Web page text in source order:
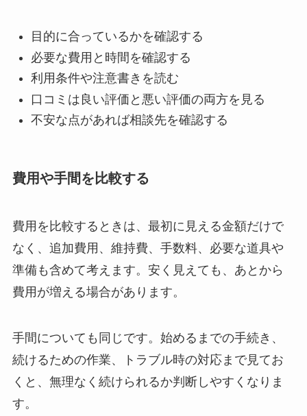
目的に合っているかを確認する
必要な費用と時間を確認する
利用条件や注意書きを読む
口コミは良い評価と悪い評価の両方を見る
不安な点があれば相談先を確認する
費用や手間を比較する
費用を比較するときは、最初に見える金額だけで
なく、追加費用、維持費、手数料、必要な道具や
準備も含めて考えます。安く見えても、あとから
費用が増える場合があります。
手間についても同じです。始めるまでの手続き、
続けるための作業、トラブル時の対応まで見てお
くと、無理なく続けられるか判断しやすくなりま
す。